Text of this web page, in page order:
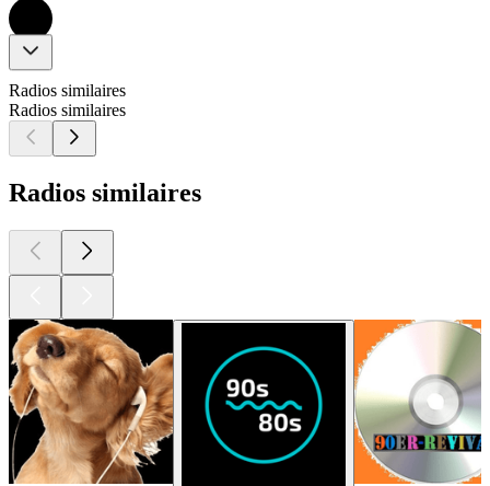
Radios similaires
Radios similaires
Radios similaires